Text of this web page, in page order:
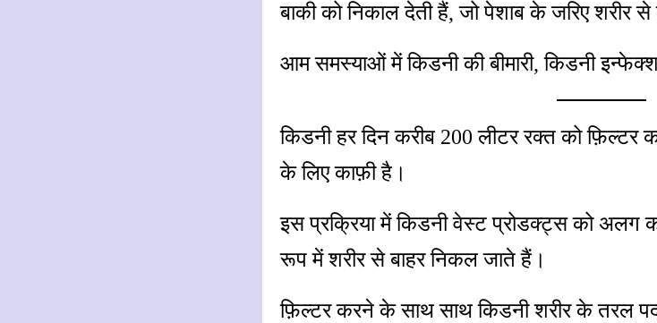
बाकी को निकाल देती हैं, जो पेशाब के जरिए शरीर से
आम समस्याओं में किडनी की बीमारी, किडनी
किडनी हर दिन करीब 200 लीटर रक्त को
के लिए काफ़ी है।
इस प्रक्रिया में किडनी वेस्ट प्रोडक्ट्स को अलग
रूप में शरीर से बाहर निकल जाते हैं।
फ़िल्टर करने के साथ साथ किडनी शरीर के तरल